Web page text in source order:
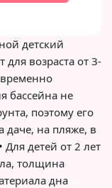
детский
возраста от 3-
бассейна не
поэтому его
даче, на пляже, в
детей от 2 лет
толщина
дна